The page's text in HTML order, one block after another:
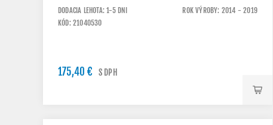
DODACIA LEHOTA: 1-5 DNI
ROK VÝROBY: 2014 - 2019
KÓD: 21040530
175,40 € S DPH